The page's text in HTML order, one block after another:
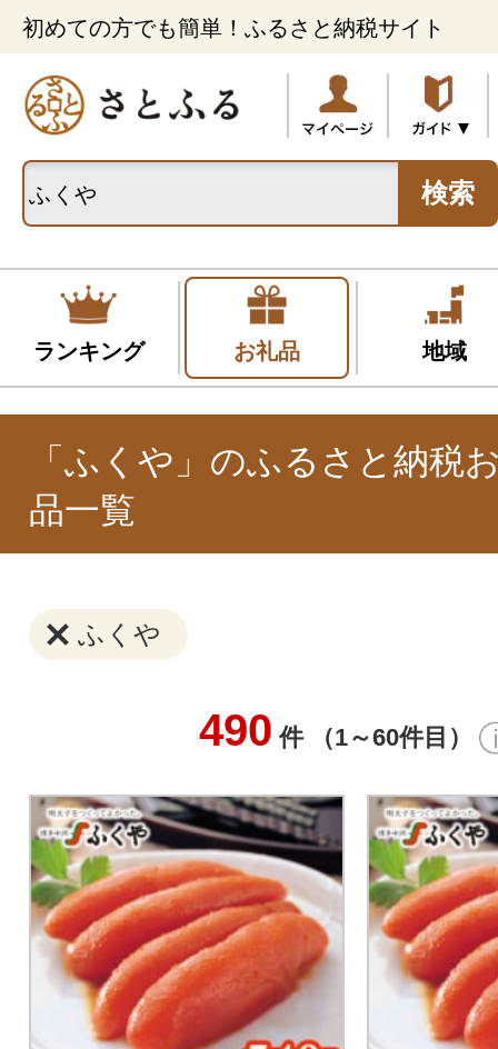
初めての方でも簡単！ふるさと納税サイト
検索
ランキング お礼品 地域
「ふくや」のふるさと納税
品一覧
ふくや
490 件 （1～60件目）